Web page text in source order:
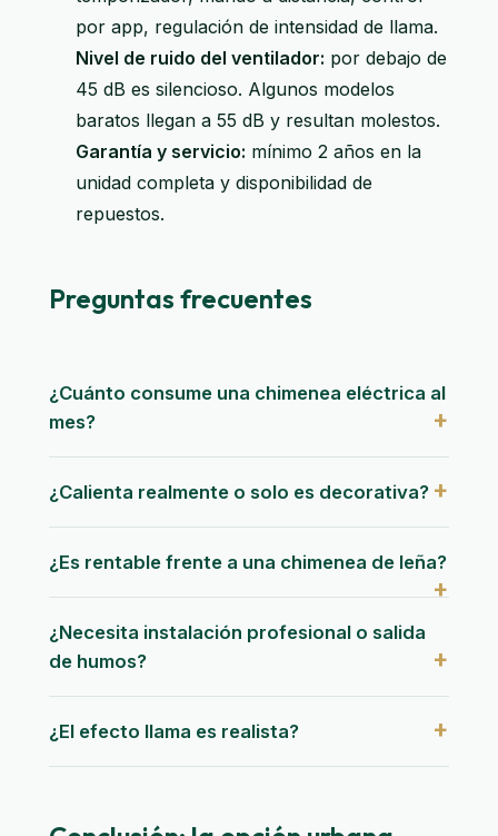
por app, regulación de intensidad de llama.
Nivel de ruido del ventilador: por debajo de
45 dB es silencioso. Algunos modelos
baratos llegan a 55 dB y resultan molestos.
Garantía y servicio: mínimo 2 años en la
unidad completa y disponibilidad de
repuestos.
Preguntas frecuentes
¿Cuánto consume una chimenea eléctrica al
mes?
¿Calienta realmente o solo es decorativa?
¿Es rentable frente a una chimenea de leña?
¿Necesita instalación profesional o salida
de humos?
¿El efecto llama es realista?